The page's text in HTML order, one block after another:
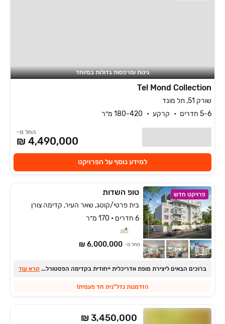
גינות ומרפסות גדולות במיוחד
Tel Mond Collection
שורק 51, תל מונד
5-6 חדרים
קרקע 180-420 מ״ר
החל מ-
4,490,000 ₪
למידע נוסף על הפרויקט
פרויקט חדש טופ השדות
בית פרטי/קוטג, שאר העיר, קדימה צורן
6 חדרים • 170 מ״ר
החל מ- 6,000,000 ₪
ברוכים הבאים ליצירת מופת אדריכלית ייחודית בקדימה הפסטורלית
... קרא עוד
הזדמנות נדל"נית חד פעמית!
₪ 3,450,000